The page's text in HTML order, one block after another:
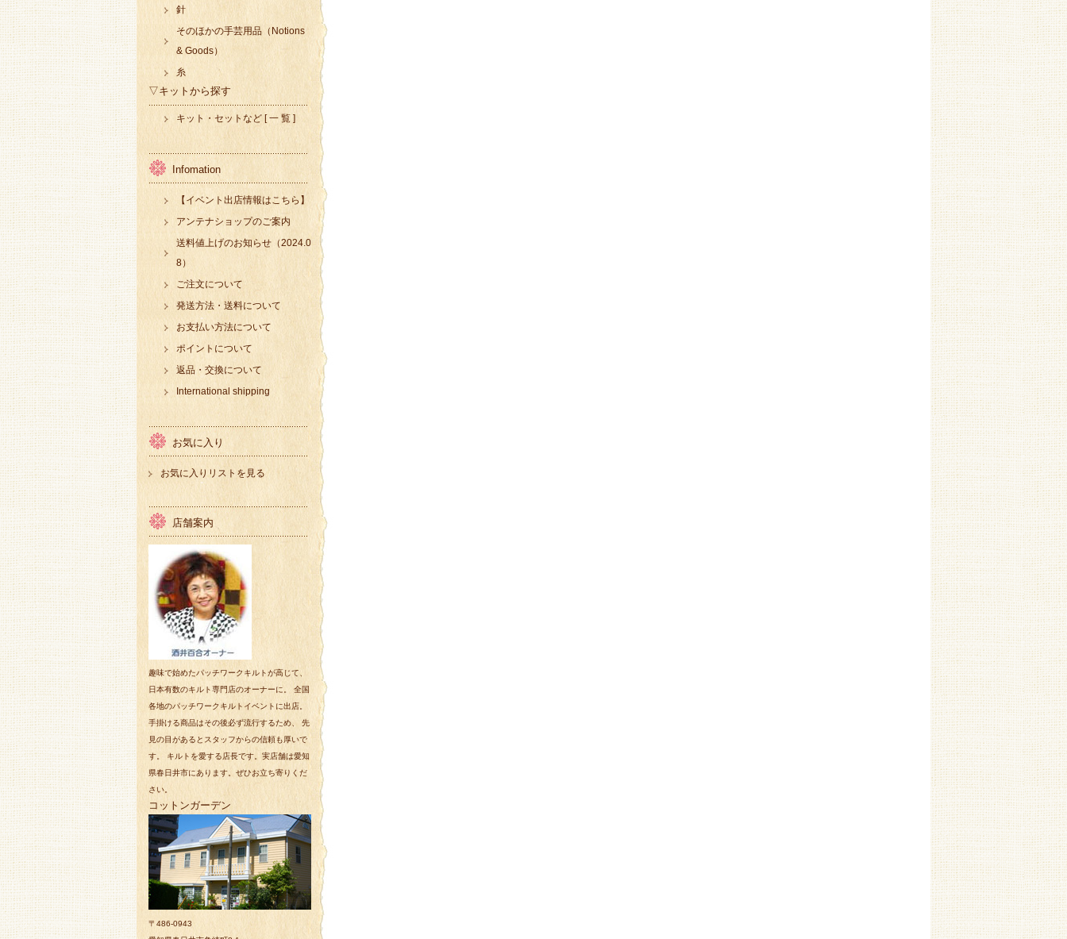
針
そのほかの手芸用品（Notions
& Goods）
糸
▽キットから探す
キット・セットなど [ 一 覧 ]
Infomation
【イベント出店情報はこちら】
アンテナショップのご案内
送料値上げのお知らせ（2024.0
8）
ご注文について
発送方法・送料について
お支払い方法について
ポイントについて
返品・交換について
International shipping
お気に入り
お気に入りリストを見る
店舗案内
趣味で始めたパッチワークキルトが高じて、
日本有数のキルト専門店のオーナーに。 全国
各地のパッチワークキルトイベントに出店。
手掛ける商品はその後必ず流行するため、 先
見の目があるとスタッフからの信頼も厚いで
す。 キルトを愛する店長です。実店舗は愛知
県春日井市にあります。ぜひお立ち寄りくだ
さい。
コットンガーデン
〒486-0943